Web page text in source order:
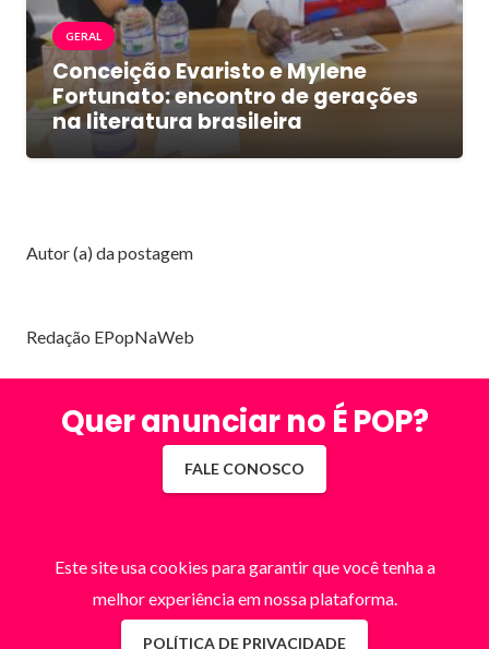
GERAL
Conceição Evaristo e Mylene
Fortunato: encontro de gerações
na literatura brasileira
Autor (a) da postagem
Redação EPopNaWeb
Quer anunciar no É POP?
FALE CONOSCO
Este site usa cookies para garantir que você tenha a
melhor experiência em nossa plataforma.
POLÍTICA DE PRIVACIDADE